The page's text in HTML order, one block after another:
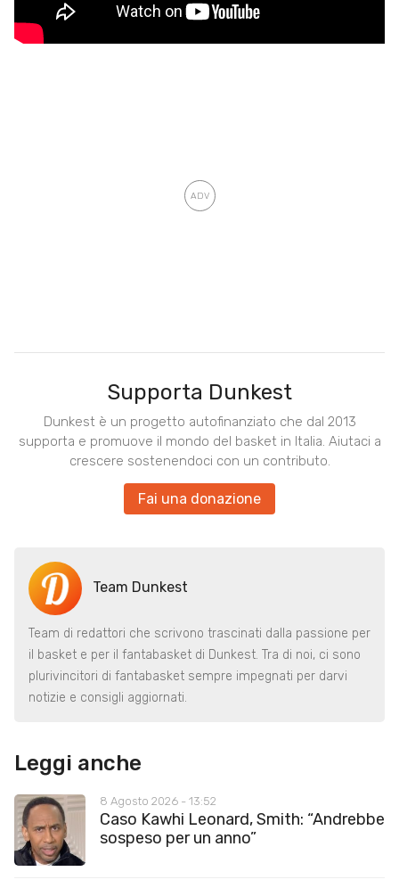
Supporta Dunkest
Dunkest è un progetto autofinanziato che dal 2013
supporta e promuove il mondo del basket in Italia. Aiutaci a
crescere sostenendoci con un contributo.
Fai una donazione
Team Dunkest
Team di redattori che scrivono trascinati dalla passione per
il basket e per il fantabasket di Dunkest. Tra di noi, ci sono
plurivincitori di fantabasket sempre impegnati per darvi
notizie e consigli aggiornati.
Leggi anche
8 Agosto 2026 - 13:52
Caso Kawhi Leonard, Smith: “Andrebbe
sospeso per un anno”